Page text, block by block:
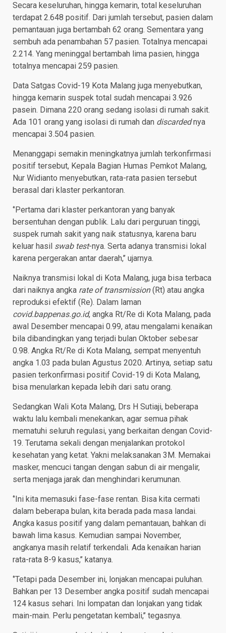
Secara keseluruhan, hingga kemarin, total keseluruhan
terdapat 2.648 positif. Dari jumlah tersebut, pasien dalam
pemantauan juga bertambah 62 orang. Sementara yang
sembuh ada penambahan 57 pasien. Totalnya mencapai
2.214. Yang meninggal bertambah lima pasien, hingga
totalnya mencapai 259 pasien.
Data Satgas Covid-19 Kota Malang juga menyebutkan,
hingga kemarin suspek total sudah mencapai 3.926
pasein. Dimana 220 orang sedang isolasi di rumah sakit.
Ada 101 orang yang isolasi di rumah dan discardednya
mencapai 3.504 pasien.
Menanggapi semakin meningkatnya jumlah terkonfirmasi
positif tersebut, Kepala Bagian Humas Pemkot Malang,
Nur Widianto menyebutkan, rata-rata pasien tersebut
berasal dari klaster perkantoran.
‘’Pertama dari klaster perkantoran yang banyak
bersentuhan dengan publik. Lalu dari perguruan tinggi,
suspek rumah sakit yang naik statusnya, karena baru
keluar hasil swab test-nya. Serta adanya transmisi lokal
karena pergerakan antar daerah,’’ ujarnya.
Naiknya transmisi lokal di Kota Malang, juga bisa terbaca
dari naiknya angka rate of transmission(Rt) atau angka
reproduksi efektif (Re). Dalam laman
covid.bappenas.go.id, angka Rt/Re di Kota Malang, pada
awal Desember mencapai 0.99, atau mengalami kenaikan
bila dibandingkan yang terjadi bulan Oktober sebesar
0.98. Angka Rt/Re di Kota Malang, sempat menyentuh
angka 1.03 pada bulan Agustus 2020. Artinya, setiap satu
pasien terkonfirmasi positif Covid-19 di Kota Malang,
bisa menularkan kepada lebih dari satu orang.
Sedangkan Wali Kota Malang, Drs H Sutiaji, beberapa
waktu lalu kembali menekankan, agar semua pihak
mematuhi seluruh regulasi, yang berkaitan dengan Covid-
19. Terutama sekali dengan menjalankan protokol
kesehatan yang ketat. Yakni melaksanakan 3M. Memakai
masker, mencuci tangan dengan sabun di air mengalir,
serta menjaga jarak dan menghindari kerumunan.
‘’Ini kita memasuki fase-fase rentan. Bisa kita cermati
dalam beberapa bulan, kita berada pada masa landai.
Angka kasus positif yang dalam pemantauan, bahkan di
bawah lima kasus. Kemudian sampai November,
angkanya masih relatif terkendali. Ada kenaikan harian
rata-rata 8-9 kasus,’’ katanya.
‘’Tetapi pada Desember ini, lonjakan mencapai puluhan.
Bahkan per 13 Desember angka positif sudah mencapai
124 kasus sehari. Ini lompatan dan lonjakan yang tidak
main-main. Perlu pengetatan kembali,’’ tegasnya.